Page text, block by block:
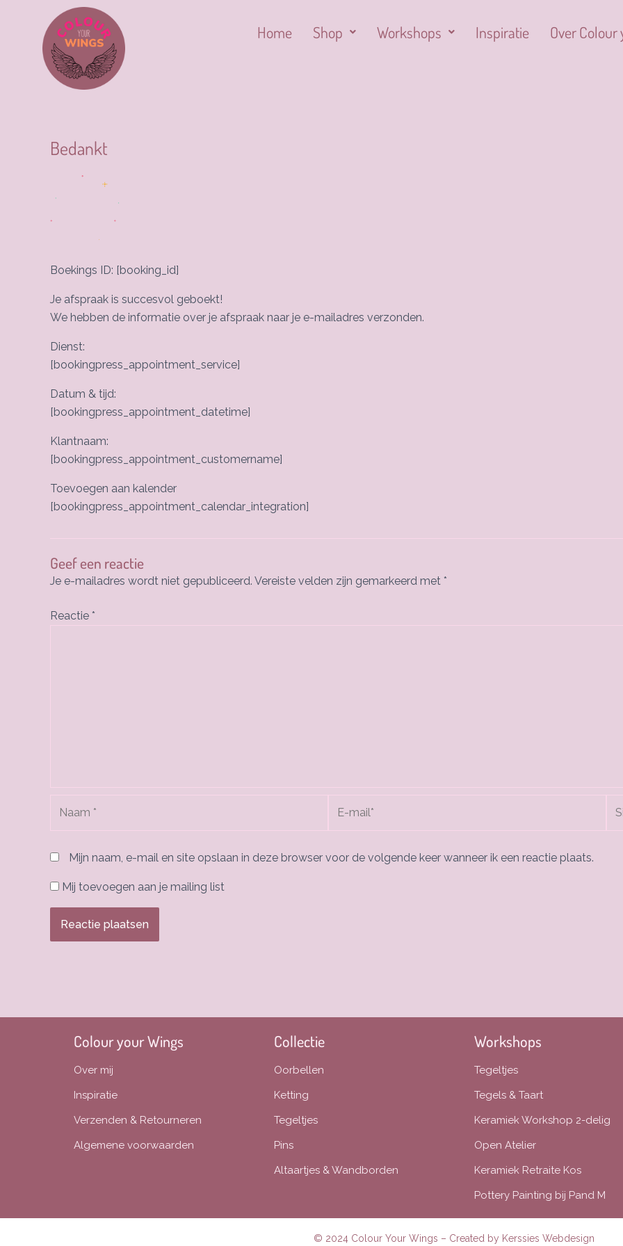
Home Shop Workshops Inspiratie Over Colour
Bedankt
Boekings ID: [booking_id]
Je afspraak is succesvol geboekt!
We hebben de informatie over je afspraak naar je e-mailadres verzonden.
Dienst:
[bookingpress_appointment_service]
Datum & tijd:
[bookingpress_appointment_datetime]
Klantnaam:
[bookingpress_appointment_customername]
Toevoegen aan kalender
[bookingpress_appointment_calendar_integration]
Geef een reactie
Je e-mailadres wordt niet gepubliceerd. Vereiste velden zijn gemarkeerd met *
Reactie *
Mijn naam, e-mail en site opslaan in deze browser voor de volgende keer wanneer ik een reactie plaats.
Mij toevoegen aan je mailing list
Colour your Wings
Over mij
Inspiratie
Verzenden & Retourneren
Algemene voorwaarden
Collectie
Oorbellen
Ketting
Tegeltjes
Pins
Altaartjes & Wandborden
Workshops
Tegeltjes
Tegels & Taart
Keramiek Workshop 2-delig
Open Atelier
Keramiek Retraite Kos
Pottery Painting bij Pand M
© 2024 Colour Your Wings – Created by Kerssies Webdesign